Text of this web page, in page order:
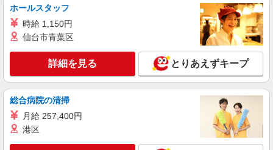
ホールスタッフ
時給 1,150円
仙台市青葉区
詳細を見る とりあえずキープ
総合病院の清掃
月給 257,400円
港区